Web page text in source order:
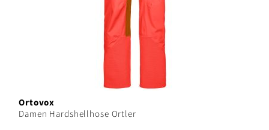
Ortovox
Damen Hardshellhose Ortler